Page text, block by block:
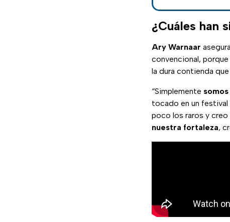
¿Cuáles han
Ary Warnaar
convencional, porque
la dura contienda que
“Simplemente
tocado en un festival
poco los raros y creo
nuestra fortaleza,